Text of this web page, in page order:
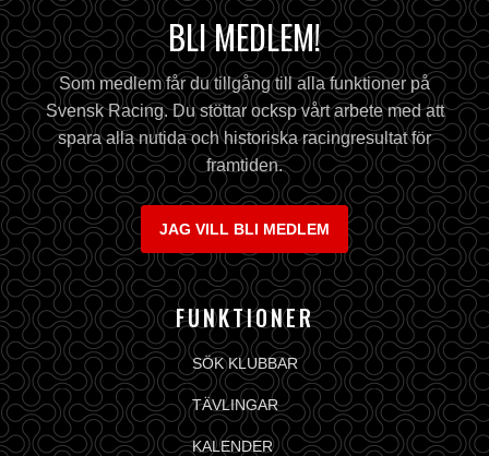
BLI MEDLEM!
Som medlem får du tillgång till alla funktioner på
Svensk Racing. Du stöttar ocksp vårt arbete med att
spara alla nutida och historiska racingresultat för
framtiden.
JAG VILL BLI MEDLEM
FUNKTIONER
SÖK KLUBBAR
TÄVLINGAR
KALENDER